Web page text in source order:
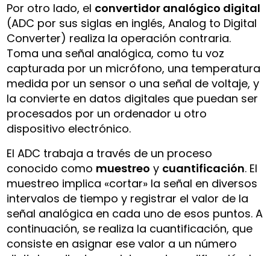
Por otro lado, el convertidor analógico digital
(ADC por sus siglas en inglés, Analog to Digital
Converter) realiza la operación contraria.
Toma una señal analógica, como tu voz
capturada por un micrófono, una temperatura
medida por un sensor o una señal de voltaje, y
la convierte en datos digitales que puedan ser
procesados por un ordenador u otro
dispositivo electrónico.
El ADC trabaja a través de un proceso
conocido como muestreo y cuantificación. El
muestreo implica «cortar» la señal en diversos
intervalos de tiempo y registrar el valor de la
señal analógica en cada uno de esos puntos. A
continuación, se realiza la cuantificación, que
consiste en asignar ese valor a un número